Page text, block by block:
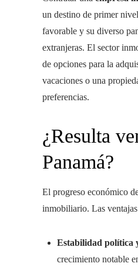
un destino de primer
favorable y su diverso
extranjeras. El sector
de opciones para la
vacaciones o una
preferencias.
¿Resulta
Panamá?
El progreso económico
inmobiliario. Las
Estabilidad política
crecimiento notable